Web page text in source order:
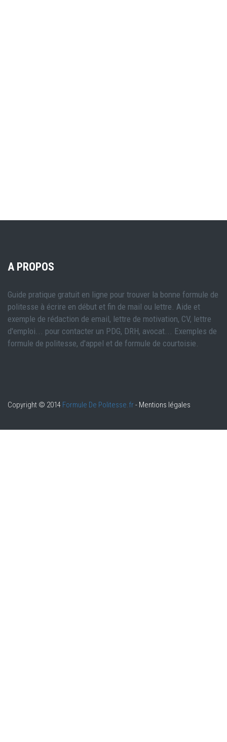
A PROPOS
Guide pratique gratuit en ligne pour trouver la bonne formule de
politesse à écrire en début et fin de mail ou lettre. Aide et
exemple de rédaction de email, lettre de motivation, CV, lettre
d'emploi... pour contacter un PDG, DRH, avocat... Exemples de
formule de politesse, d'appel et de formule de courtoisie.
Copyright © 2014 Formule De Politesse.fr - Mentions légales